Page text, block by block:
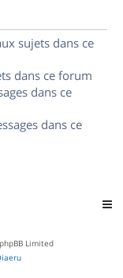
sujets dans ce
dans ce forum
dans ce
dans ce
Limited